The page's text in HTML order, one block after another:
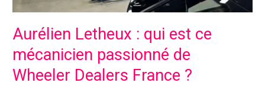
Aurélien Letheux : qui est ce
mécanicien passionné de
Wheeler Dealers France ?